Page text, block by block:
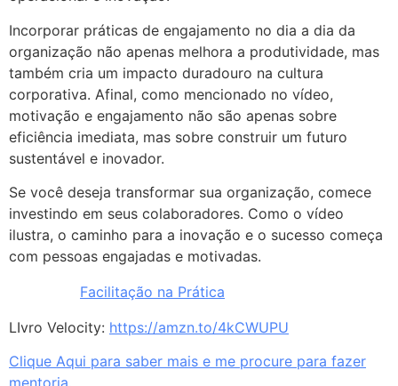
Incorporar práticas de engajamento no dia a dia da
organização não apenas melhora a produtividade, mas
também cria um impacto duradouro na cultura
corporativa. Afinal, como mencionado no vídeo,
motivação e engajamento não são apenas sobre
eficiência imediata, mas sobre construir um futuro
sustentável e inovador.
Se você deseja transformar sua organização, comece
investindo em seus colaboradores. Como o vídeo
ilustra, o caminho para a inovação e o sucesso começa
com pessoas engajadas e motivadas.
Facilitação na Prática
LIvro Velocity: https://amzn.to/4kCWUPU
Clique Aqui para saber mais e me procure para fazer